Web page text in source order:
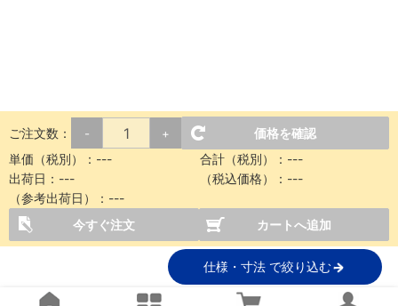
ご注文数： - +
価格を確認
単価（税別）： --- 合計（税別）： ---
出荷日： --- （税込価格）： ---
（参考出荷日）： ---
今すぐ注文
カートへ追加
仕様・寸法 で絞り込む